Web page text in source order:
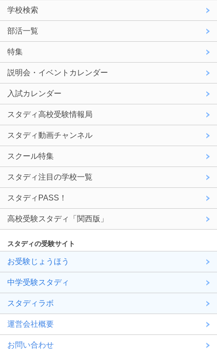
学校検索
部活一覧
特集
説明会・イベントカレンダー
入試カレンダー
スタディ高校受験情報局
スタディ動画チャンネル
スクール特集
スタディ注目の学校一覧
スタディPASS！
高校受験スタディ「関西版」
スタディの受験サイト
お受験じょうほう
中学受験スタディ
スタディラボ
運営会社概要
お問い合わせ